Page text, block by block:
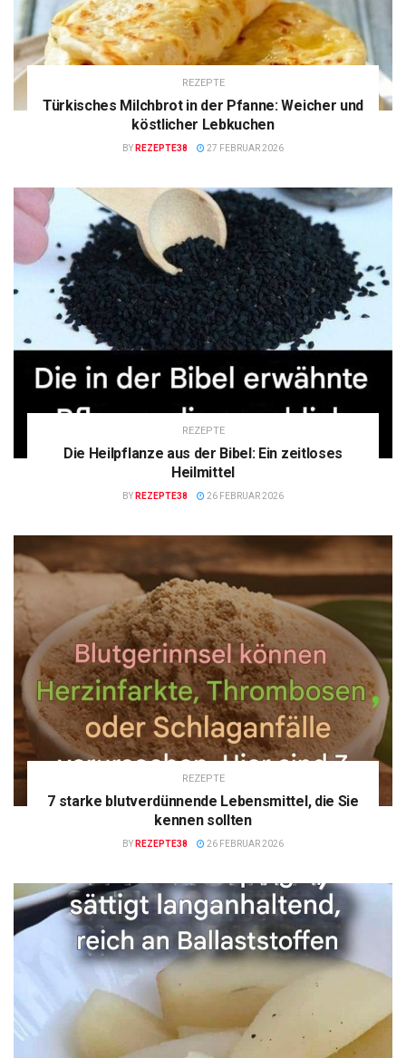
REZEPTE
Türkisches Milchbrot in der Pfanne: Weicher und
köstlicher Lebkuchen
BY REZEPTE38 27 FEBRUAR 2026
REZEPTE
Die Heilpflanze aus der Bibel: Ein zeitloses
Heilmittel
BY REZEPTE38 26 FEBRUAR 2026
REZEPTE
7 starke blutverdünnende Lebensmittel, die Sie
kennen sollten
BY REZEPTE38 26 FEBRUAR 2026